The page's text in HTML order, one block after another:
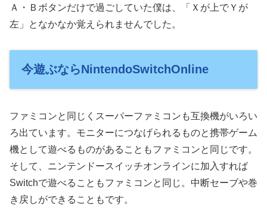
Ａ・Ｂボタンだけで過ごしていた僕は、「Ｘが上でＹが
左」となかなか覚えられませんでした。
今遊ぶならNintendoSwitchOnline
ファミコンと同じくスーパーファミコンも互換機がいろい
ろ出ています。モニターにつなげられるものと携帯ゲーム
機として遊べるものがあることもファミコンと同じです。
そして、ニンテンドースイッチオンラインに加入すれば
Switchで遊べることもファミコンと同じ。中断セーブや巻
き戻しができることもです。